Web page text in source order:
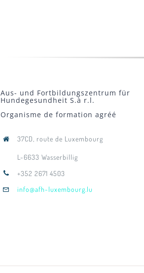
Aus- und Fortbildungszentrum für
Hundegesundheit S.à r.l.
Organisme de formation agréé
37CD, route de Luxembourg
L-6633 Wasserbillig
+352 2671 4503
info@afh-luxembourg.lu